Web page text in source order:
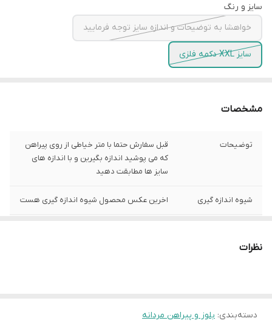
سایز و رنگ
خواهشا به توضیحات و اندازه سایز توجه فرمایید
سایز XXL دکمه فلزی
مشخصات
توضیحات
قبل سفارش حتما با متر خیاطی از روی پیراهن
که می پوشید اندازه بگیرین و با اندازه های
سایز ها مطابقت دهید
شیوه اندازه گیری اخرین عکس محصول شیوه اندازه گیری هست
نظرات
دسته‌بندی: بلوز و پیراهن مردانه